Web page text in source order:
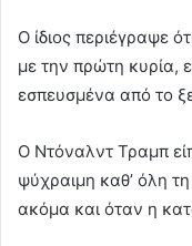
Ο ίδιος περιέγραψε
με την πρώτη κυρία,
εσπευσμένα από το
Ο Ντόναλντ Τραμπ
ψύχραιμη καθ’ όλη
ακόμα και όταν η